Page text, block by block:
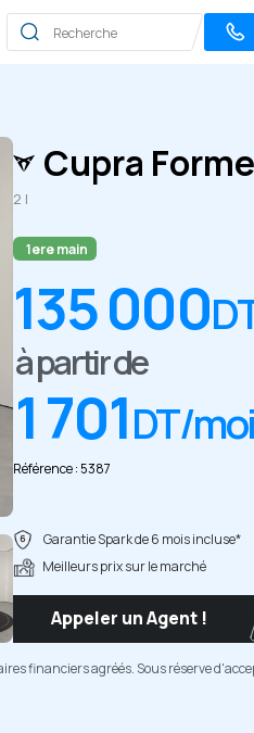
Cupra
2 l
1ere main
135 000
à partir de
1 701DT/
Référence : 5387
Garantie Spark de 6 mois incluse*
Meilleurs prix sur le marché
Appeler un Agent !
financiers agréés. Sous réserve